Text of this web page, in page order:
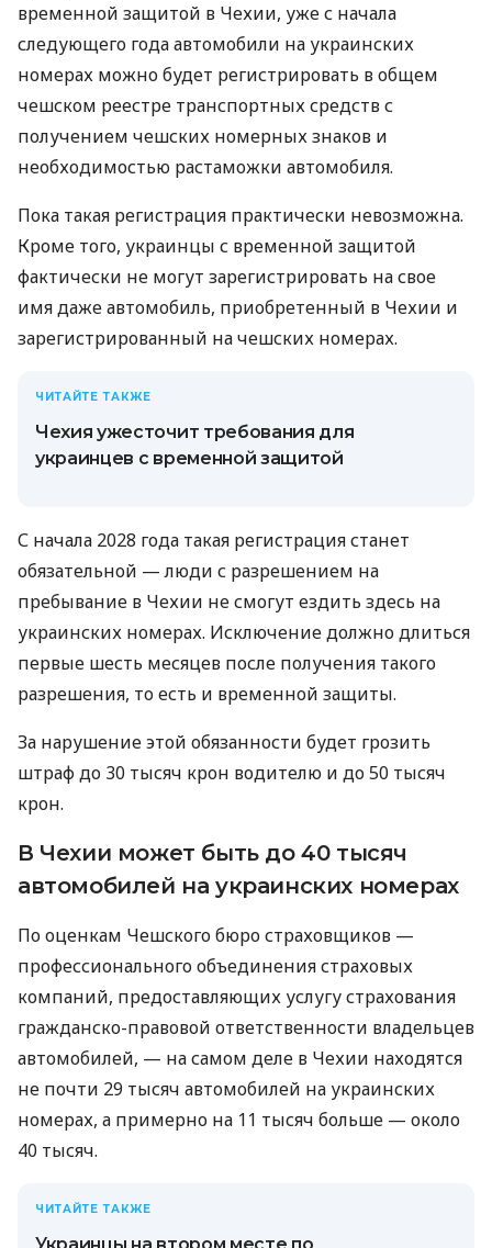
временной защитой в Чехии, уже с начала
следующего года автомобили на украинских
номерах можно будет регистрировать в общем
чешском реестре транспортных средств с
получением чешских номерных знаков и
необходимостью растаможки автомобиля.
Пока такая регистрация практически невозможна.
Кроме того, украинцы с временной защитой
фактически не могут зарегистрировать на свое
имя даже автомобиль, приобретенный в Чехии и
зарегистрированный на чешских номерах.
ЧИТАЙТЕ ТАКЖЕ
Чехия ужесточит требования для
украинцев с временной защитой
С начала 2028 года такая регистрация станет
обязательной — люди с разрешением на
пребывание в Чехии не смогут ездить здесь на
украинских номерах. Исключение должно длиться
первые шесть месяцев после получения такого
разрешения, то есть и временной защиты.
За нарушение этой обязанности будет грозить
штраф до 30 тысяч крон водителю и до 50 тысяч
крон.
В Чехии может быть до 40 тысяч
автомобилей на украинских номерах
По оценкам Чешского бюро страховщиков —
профессионального объединения страховых
компаний, предоставляющих услугу страхования
гражданско-правовой ответственности владельцев
автомобилей, — на самом деле в Чехии находятся
не почти 29 тысяч автомобилей на украинских
номерах, а примерно на 11 тысяч больше — около
40 тысяч.
ЧИТАЙТЕ ТАКЖЕ